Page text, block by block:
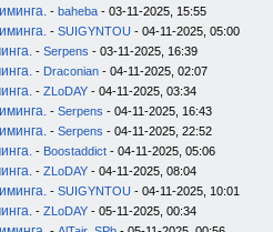
- baheba - 03-11-2025, 15:55
- SUIGYNTOU - 04-11-2025, 05:00
- Serpens - 03-11-2025, 16:39
- Draconian - 04-11-2025, 02:07
- ZLoDAY - 04-11-2025, 03:34
- Serpens - 04-11-2025, 16:43
- Serpens - 04-11-2025, 22:52
- Boostaddict - 04-11-2025, 05:06
- ZLoDAY - 04-11-2025, 08:04
- SUIGYNTOU - 04-11-2025, 10:01
- ZLoDAY - 05-11-2025, 00:34